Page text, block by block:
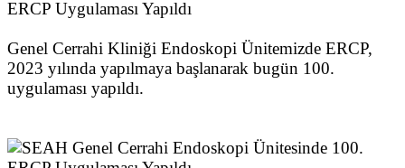
Genel Cerrahi Kliniği Endoskopi Ünitemizde ERCP,
2023 yılında yapılmaya başlanarak bugün 100.
uygulaması yapıldı.